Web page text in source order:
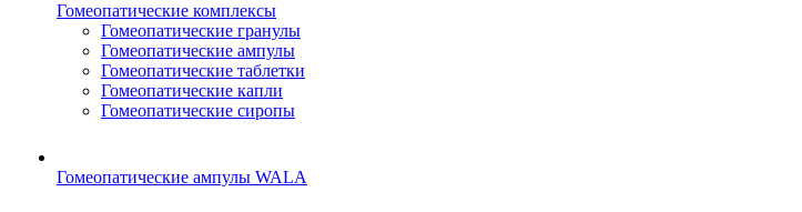
Гомеопатические комплексы
Гомеопатические гранулы
Гомеопатические ампулы
Гомеопатические таблетки
Гомеопатические капли
Гомеопатические сиропы
Гомеопатические ампулы WALA